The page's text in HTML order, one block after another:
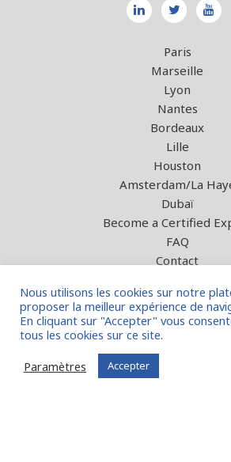
Paris
Marseille
Lyon
Nantes
Bordeaux
Lille
Houston
Amsterdam/La
Dubaï
Become a Certified
FAQ
Contact
FIT in NETWORK®
par la société FIT in
Nous utilisons les cookies sur notre
proposer la meilleur expérience de
En cliquant sur "Accepter" vous
tous les cookies sur ce site.
Paramètres
Accepter